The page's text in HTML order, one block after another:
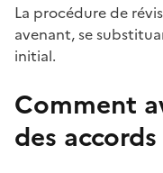
La procédure de
avenant, se
initial.
Comment
des accords